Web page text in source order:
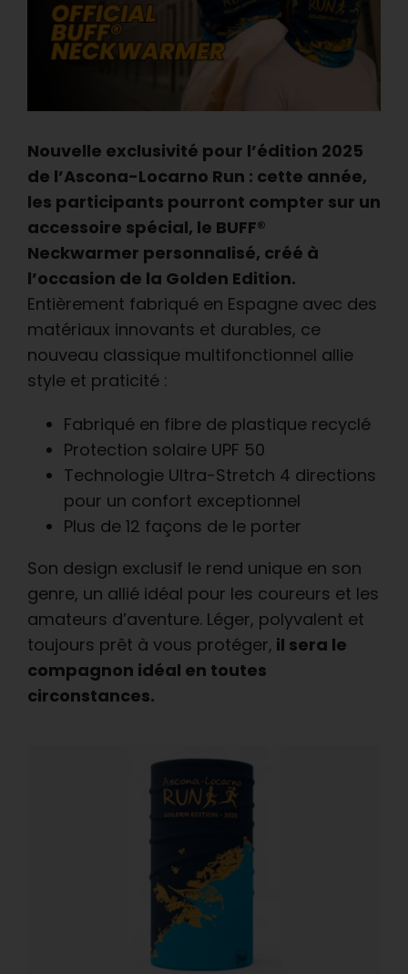
Nouvelle exclusivité pour l’édition 2025
de l’Ascona-Locarno Run : cette année,
les participants pourront compter sur un
accessoire spécial, le BUFF®
Neckwarmer personnalisé, créé à
l’occasion de la Golden Edition.
Entièrement fabriqué en Espagne avec des
matériaux innovants et durables, ce
nouveau classique multifonctionnel allie
style et praticité :
Fabriqué en fibre de plastique recyclé
Protection solaire UPF 50
Technologie Ultra-Stretch 4 directions
pour un confort exceptionnel
Plus de 12 façons de le porter
Son design exclusif le rend unique en son
genre, un allié idéal pour les coureurs et les
amateurs d’aventure. Léger, polyvalent et
toujours prêt à vous protéger, il sera le
compagnon idéal en toutes
circonstances.